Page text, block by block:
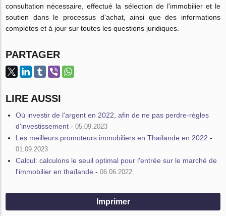
consultation nécessaire, effectué la sélection de l'immobilier et le
soutien dans le processus d'achat, ainsi que des informations
complètes et à jour sur toutes les questions juridiques.
PARTAGER
LIRE AUSSI
Où investir de l'argent en 2022, afin de ne pas perdre-règles
d'investissement -05.09.2023
Les meilleurs promoteurs immobiliers en Thaïlande en 2022 -
01.09.2023
Calcul: calculons le seuil optimal pour l'entrée sur le marché de
l'immobilier en thaïlande -06.06.2022
Imprimer